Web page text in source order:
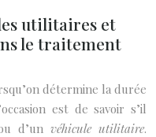
utilitaires et
le traitement
détermine la durée
est de savoir s’il
d’un véhicule utilitaire.